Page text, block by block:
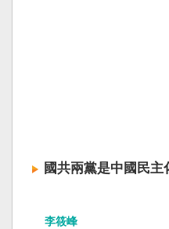
國共兩黨是中國民主
李筱峰